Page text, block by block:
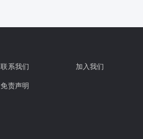
联系我们
加入我们
免责声明